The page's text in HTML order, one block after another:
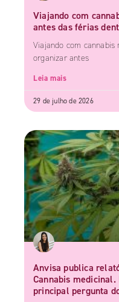
Viajando com
antes das férias
Viajando com
organizar antes
Leia mais
29 de julho de 2026
Anvisa publica
Cannabis medicinal.
principal pergunta